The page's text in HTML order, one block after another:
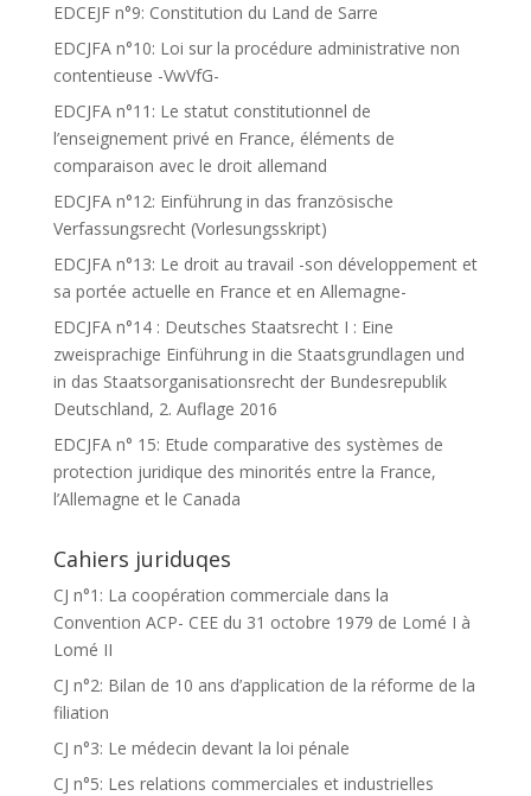
EDCEJF n°9: Constitution du Land de Sarre
EDCJFA n°10: Loi sur la procédure administrative non
contentieuse -VwVfG-
EDCJFA n°11: Le statut constitutionnel de
l’enseignement privé en France, éléments de
comparaison avec le droit allemand
EDCJFA n°12: Einführung in das französische
Verfassungsrecht (Vorlesungsskript)
EDCJFA n°13: Le droit au travail -son développement et
sa portée actuelle en France et en Allemagne-
EDCJFA n°14 : Deutsches Staatsrecht I : Eine
zweisprachige Einführung in die Staatsgrundlagen und
in das Staatsorganisationsrecht der Bundesrepublik
Deutschland, 2. Auflage 2016
EDCJFA n° 15: Etude comparative des systèmes de
protection juridique des minorités entre la France,
l’Allemagne et le Canada
Cahiers juriduqes
CJ n°1: La coopération commerciale dans la
Convention ACP- CEE du 31 octobre 1979 de Lomé I à
Lomé II
CJ n°2: Bilan de 10 ans d’application de la réforme de la
filiation
CJ n°3: Le médecin devant la loi pénale
CJ n°5: Les relations commerciales et industrielles